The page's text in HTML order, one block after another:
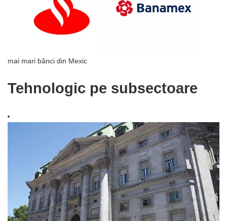
mai mari bănci din Mexic
Tehnologic pe subsectoare